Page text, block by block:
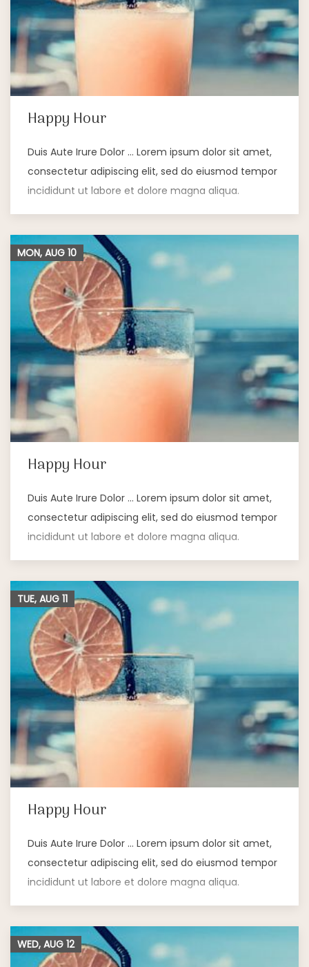
Happy Hour
Duis Aute Irure Dolor … Lorem ipsum dolor sit amet,
consectetur adipiscing elit, sed do eiusmod tempor
incididunt ut labore et dolore magna aliqua.
Happy Hour
Duis Aute Irure Dolor … Lorem ipsum dolor sit amet,
consectetur adipiscing elit, sed do eiusmod tempor
incididunt ut labore et dolore magna aliqua.
MON, AUG 10
Happy Hour
Duis Aute Irure Dolor … Lorem ipsum dolor sit amet,
consectetur adipiscing elit, sed do eiusmod tempor
incididunt ut labore et dolore magna aliqua.
TUE, AUG 11
WED, AUG 12